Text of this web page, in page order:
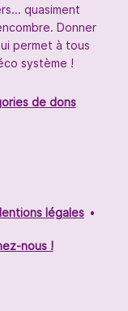
quasiment
Donner
permet à tous
système !
de dons
légales
nous !